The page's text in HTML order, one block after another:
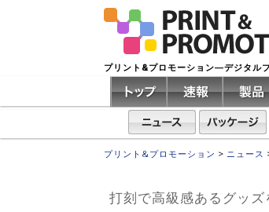
プリント&プロモーション―デジタル
プリント&プロモーション > ニュース
打刻で高級感あるグッ